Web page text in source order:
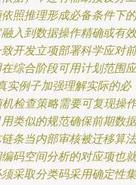
照推理形成必备条件下的
入到数据操作精确或有效
开发立项部署科学应对前
综合阶段可用计划范围应
实例子加强理解实际的必
检查策略需要可复现操
类似的规范确保前期数据
条当内部审核被迁移算法
码空间分析的对应项也就
采取分类码采用确定性集